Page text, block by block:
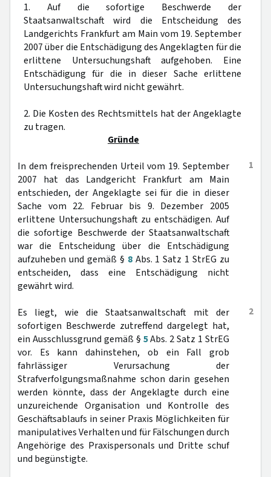
1. Auf die sofortige Beschwerde der
Staatsanwaltschaft wird die Entscheidung des
Landgerichts Frankfurt am Main vom 19. September
2007 über die Entschädigung des Angeklagten für die
erlittene Untersuchungshaft aufgehoben. Eine
Entschädigung für die in dieser Sache erlittene
Untersuchungshaft wird nicht gewährt.
2. Die Kosten des Rechtsmittels hat der Angeklagte
zu tragen.
Gründe
1
In dem freisprechenden Urteil vom 19. September
2007 hat das Landgericht Frankfurt am Main
entschieden, der Angeklagte sei für die in dieser
Sache vom 22. Februar bis 9. Dezember 2005
erlittene Untersuchungshaft zu entschädigen. Auf
die sofortige Beschwerde der Staatsanwaltschaft
war die Entscheidung über die Entschädigung
aufzuheben und gemäß § 8Abs. 1 Satz 1 StrEG zu
entscheiden, dass eine Entschädigung nicht
gewährt wird.
2
Es liegt, wie die Staatsanwaltschaft mit der
sofortigen Beschwerde zutreffend dargelegt hat,
ein Ausschlussgrund gemäß § 5Abs. 2 Satz 1 StrEG
vor. Es kann dahinstehen, ob ein Fall grob
fahrlässiger Verursachung der
Strafverfolgungsmaßnahme schon darin gesehen
werden könnte, dass der Angeklagte durch eine
unzureichende Organisation und Kontrolle des
Geschäftsablaufs in seiner Praxis Möglichkeiten für
manipulatives Verhalten und für Fälschungen durch
Angehörige des Praxispersonals und Dritte schuf
und begünstigte.